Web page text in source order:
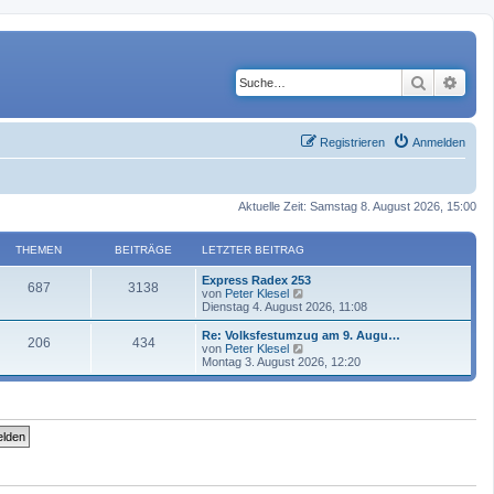
Suche
Anmelden
Registrieren
Aktuelle Zeit: Samstag 8. August 2026, 15:00
THEMEN BEITRÄGE LETZTER BEITRAG
687 3138
Express Radex 253
von Peter Klesel
e
u
e
t
r
i
Dienstag 4. August 2026, 11:08
206 434
Re: Volksfestumzug am 9. Augu…
von Peter Klesel
e
u
Montag 3. August 2026, 12:20